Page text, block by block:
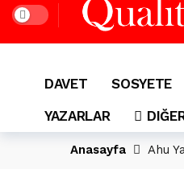
Dark mode
DAVET SOSYETE
YAZARLAR
Anasayfa Ahu